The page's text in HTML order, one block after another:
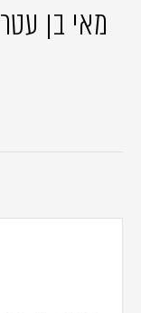
מאי בן עטר